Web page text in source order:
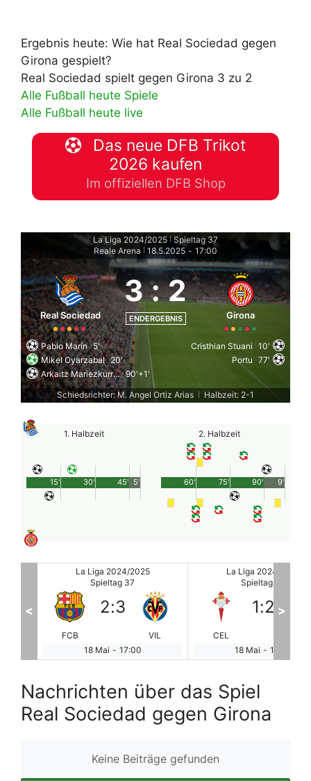
Ergebnis heute: Wie hat Real Sociedad gegen
Girona gespielt?
Real Sociedad spielt gegen Girona 3 zu 2
Alle Fußball heute Spiele
Alle Fußball heute live
Das neue DFB Trikot
2026 kaufen
Im offiziellen DFB Shop
La Liga 2024/2025 | Spieltag 37
Reale Arena
18.5.2025 - 17:00
Real Sociedad
3 : 2
ENDERGEBNIS Girona
Pablo Marín 5'
Mikel Oyarzabal 20'
Arkaitz Mariezkurrena 90'+1'
Cristhian Stuani 10'
Portu 77'
Schiedsrichter: M. Angel Ortiz Arias Halbzeit: 2-1
1. Halbzeit
45'
15' 30' 5'
2. Halbzeit
90'
60' 75' 9'
La Liga 2024/2025
Spieltag 37
CEL
1:2
RAY
18 Mai - 17:00
La Liga 2024/2025
Spieltag 37
VAL
0:1
18 Mai - 17:00
< >
Nachrichten über das Spiel
Real Sociedad gegen Girona
Keine Beiträge gefunden